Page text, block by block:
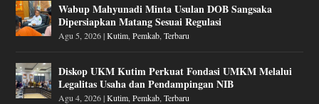
Wabup Mahyunadi Minta Usulan DOB Sangsaka
Dipersiapkan Matang Sesuai Regulasi
Agu 5, 2026|Kutim ,Pemkab ,Terbaru
Diskop UKM Kutim Perkuat Fondasi UMKM Melalui
Legalitas Usaha dan Pendampingan NIB
Agu 4, 2026|Kutim ,Pemkab ,Terbaru